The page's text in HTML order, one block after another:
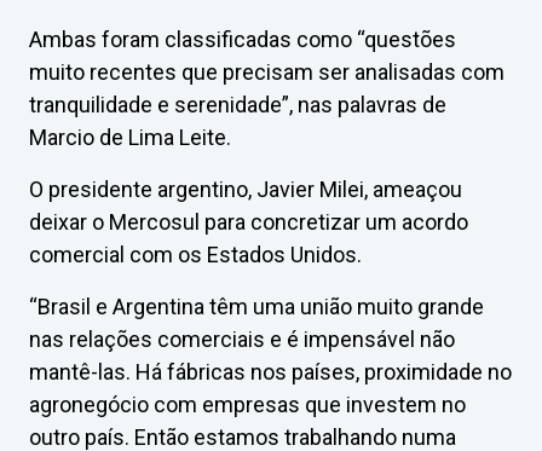
Ambas foram classificadas como “questões
muito recentes que precisam ser analisadas com
tranquilidade e serenidade”, nas palavras de
Marcio de Lima Leite.
O presidente argentino, Javier Milei, ameaçou
deixar o Mercosul para concretizar um acordo
comercial com os Estados Unidos.
“Brasil e Argentina têm uma união muito grande
nas relações comerciais e é impensável não
mantê-las. Há fábricas nos países, proximidade no
agronegócio com empresas que investem no
outro país. Então estamos trabalhando numa